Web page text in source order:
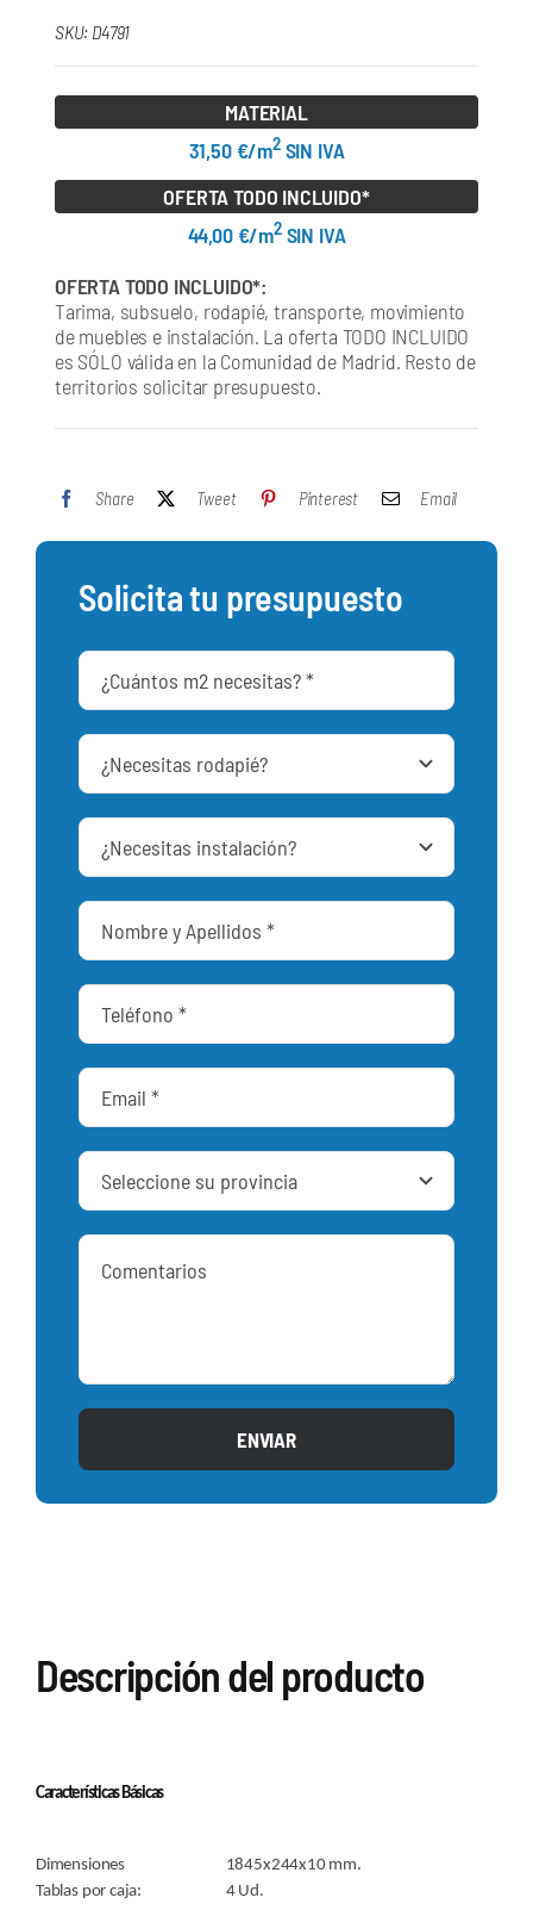
SKU: D4791
MATERIAL
31,50 €/m2SIN IVA
OFERTA TODO INCLUIDO*
44,00 €/m2SIN IVA
OFERTA TODO INCLUIDO*:
Tarima, subsuelo, rodapié, transporte, movimiento
de muebles e instalación. La oferta TODO INCLUIDO
es SÓLO válida en la Comunidad de Madrid. Resto de
territorios solicitar presupuesto.
Share Tweet Pinterest Email
Solicita tu presupuesto
ENVIAR
Descripción del producto
Características Básicas
Dimensiones 1845x244x10 mm.
Tablas por caja: 4 Ud.